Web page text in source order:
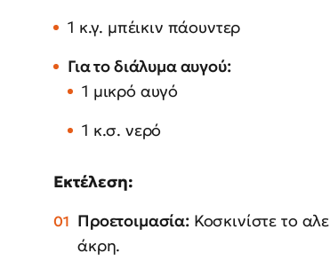
1 κ.γ. μπέικιν πάουντερ
Για το διάλυμα αυγού:
1 μικρό αυγό
1 κ.σ. νερό
Εκτέλεση:
Προετοιμασία:Κοσκινίστε το
άκρη.